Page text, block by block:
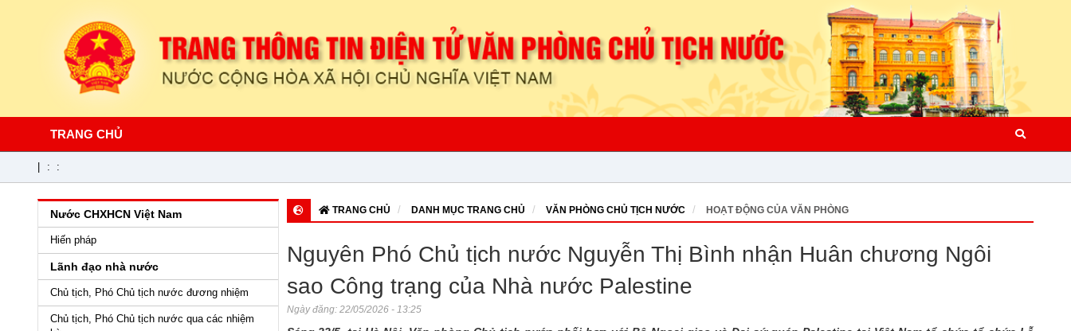
TRANG CHỦ
: :
TRANG CHỦ DANH MỤC TRANG CHỦ VĂN PHÒNG CHỦ TỊCH NƯỚC HOẠT ĐỘNG CỦA VĂN PHÒNG
Nguyên Phó Chủ tịch nước Nguyễn Thị Bình nhận Huân chương Ngôi
sao Công trạng của Nhà nước Palestine
Ngày đăng:22/05/2026 - 13:25
Nước CHXHCN Việt Nam
Hiến pháp
Lãnh đạo nhà nước
Chủ tịch, Phó Chủ tịch nước đương nhiệm
Chủ tịch, Phó Chủ tịch nước qua các nhiệm